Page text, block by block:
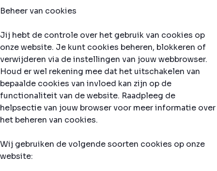
Beheer van cookies
Jij hebt de controle over het gebruik van cookies op
onze website. Je kunt cookies beheren, blokkeren of
verwijderen via de instellingen van jouw webbrowser.
Houd er wel rekening mee dat het uitschakelen van
bepaalde cookies van invloed kan zijn op de
functionaliteit van de website. Raadpleeg de
helpsectie van jouw browser voor meer informatie over
het beheren van cookies.
Wij gebruiken de volgende soorten cookies op onze
website: